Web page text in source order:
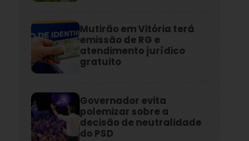
Mutirão em Vitória terá
emissão de RG e
atendimento jurídico
gratuito
Governador evita
polemizar sobre a
decisão de neutralidade
do PSD